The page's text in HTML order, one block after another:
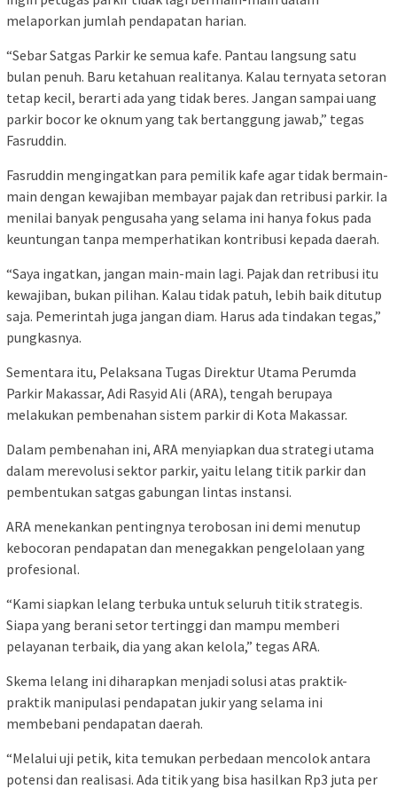
melaporkan jumlah pendapatan harian.
“Sebar Satgas Parkir ke semua kafe. Pantau langsung satu
bulan penuh. Baru ketahuan realitanya. Kalau ternyata setoran
tetap kecil, berarti ada yang tidak beres. Jangan sampai uang
parkir bocor ke oknum yang tak bertanggung jawab,” tegas
Fasruddin.
Fasruddin mengingatkan para pemilik kafe agar tidak bermain-
main dengan kewajiban membayar pajak dan retribusi parkir. Ia
menilai banyak pengusaha yang selama ini hanya fokus pada
keuntungan tanpa memperhatikan kontribusi kepada daerah.
“Saya ingatkan, jangan main-main lagi. Pajak dan retribusi itu
kewajiban, bukan pilihan. Kalau tidak patuh, lebih baik ditutup
saja. Pemerintah juga jangan diam. Harus ada tindakan tegas,”
pungkasnya.
Sementara itu, Pelaksana Tugas Direktur Utama Perumda
Parkir Makassar, Adi Rasyid Ali (ARA), tengah berupaya
melakukan pembenahan sistem parkir di Kota Makassar.
Dalam pembenahan ini, ARA menyiapkan dua strategi utama
dalam merevolusi sektor parkir, yaitu lelang titik parkir dan
pembentukan satgas gabungan lintas instansi.
ARA menekankan pentingnya terobosan ini demi menutup
kebocoran pendapatan dan menegakkan pengelolaan yang
profesional.
“Kami siapkan lelang terbuka untuk seluruh titik strategis.
Siapa yang berani setor tertinggi dan mampu memberi
pelayanan terbaik, dia yang akan kelola,” tegas ARA.
Skema lelang ini diharapkan menjadi solusi atas praktik-
praktik manipulasi pendapatan jukir yang selama ini
membebani pendapatan daerah.
“Melalui uji petik, kita temukan perbedaan mencolok antara
potensi dan realisasi. Ada titik yang bisa hasilkan Rp3 juta per